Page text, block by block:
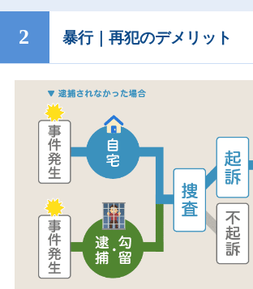
暴行｜再犯のデメリット